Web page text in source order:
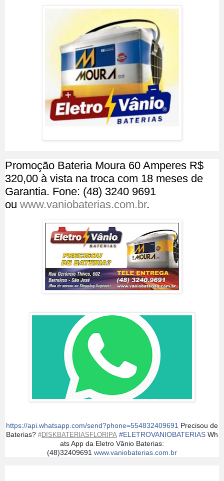
Promoção Bateria Moura 60 Amperes R$
320,00 à vista na troca com 18 meses de
Garantia. Fone: (48) 3240 9691
ou www.vaniobaterias.com.br.
https://api.whatsapp.com/send?phone=554832409691 Precisou de
Baterias? #DISKBATERIASFLORIPA #ELETROVANIOBATERIAS Wh
ats App da Eletro Vânio Baterias:
(48)32409691 www.vaniobaterias.com.br